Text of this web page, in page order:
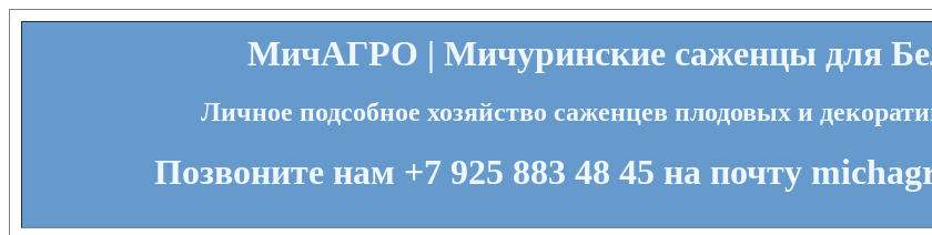
МичАГРО | Мичуринские саженцы для
Личное подсобное хозяйство саженцев плодовых и
Позвоните нам +7 925 883 48 45 на почту